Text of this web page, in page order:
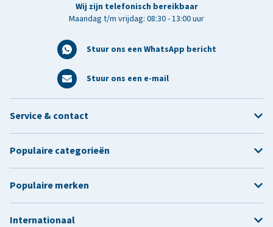
Wij zijn telefonisch bereikbaar
Maandag t/m vrijdag: 08:30 - 13:00 uur
Stuur ons een WhatsApp bericht
Stuur ons een e-mail
Service & contact
Populaire categorieën
Populaire merken
Internationaal